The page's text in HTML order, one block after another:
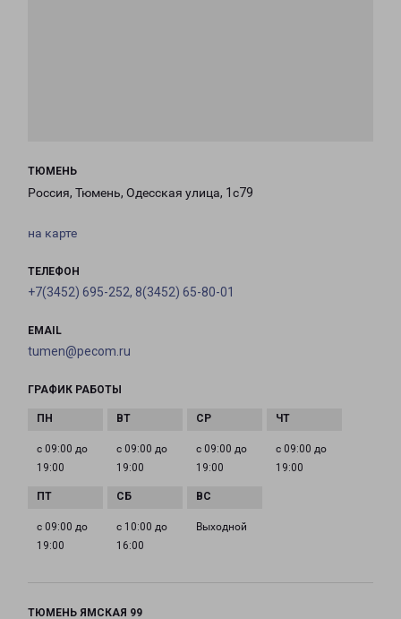
ТЮМЕНЬ
Россия, Тюмень, Одесская улица, 1с79
на карте
ТЕЛЕФОН
+7(3452) 695-252, 8(3452) 65-80-01
EMAIL
tumen@pecom.ru
ГРАФИК РАБОТЫ
с 09:00 до
19:00
с 09:00 до
19:00
с 09:00 до
19:00
с 09:00 до
19:00
с 09:00 до
19:00
с 10:00 до
16:00
Выходной
ТЮМЕНЬ ЯМСКАЯ 99